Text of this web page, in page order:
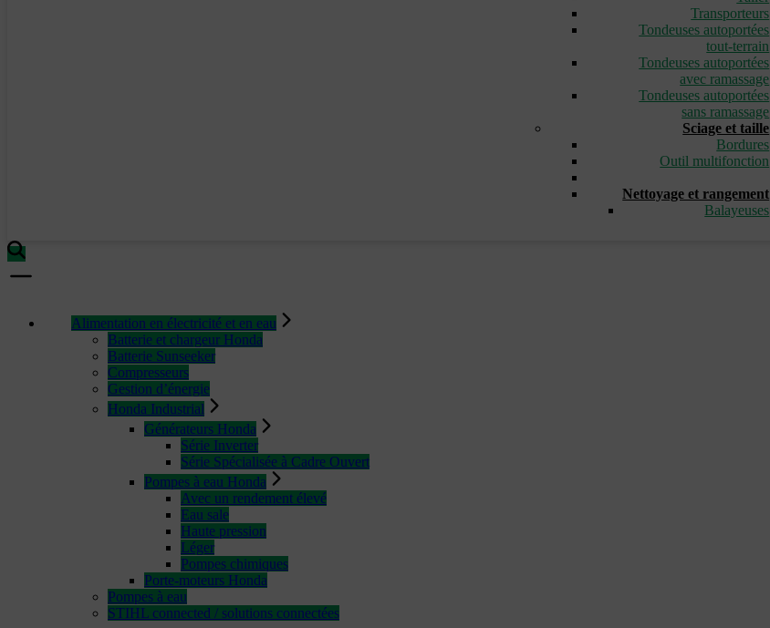
Transporteurs
Tondeuses autoportées
tout-terrain
Tondeuses autoportées
avec ramassage
Tondeuses autoportées
sans ramassage
Sciage et taille
Bordures
Outil multifonction
Nettoyage et rangement
Balayeuses
Alimentation en électricité et en eau
Batterie et chargeur Honda
Batterie Sunseeker
Compresseurs
Gestion d’énergie
Honda Industrial
Générateurs Honda
Série Inverter
Série Spécialisée à Cadre Ouvert
Pompes à eau Honda
Avec un rendement élevé
Eau sale
Haute pression
Léger
Pompes chimiques
Porte-moteurs Honda
Pompes à eau
STIHL connected / solutions connectées